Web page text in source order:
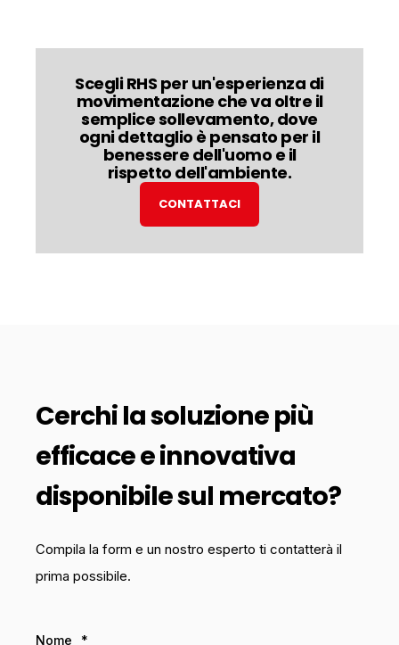
Scegli RHS per un'esperienza di
movimentazione che va oltre il
semplice sollevamento, dove
ogni dettaglio è pensato per il
benessere dell'uomo e il
rispetto dell'ambiente.
CONTATTACI
Cerchi la soluzione più
efficace e innovativa
disponibile sul mercato?
Compila la form e un nostro esperto ti contatterà il
prima possibile.
Nome *